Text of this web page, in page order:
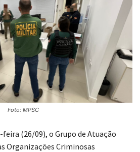
Foto: MPSC
(26/09), o Grupo de Atuação
Organizações Criminosas